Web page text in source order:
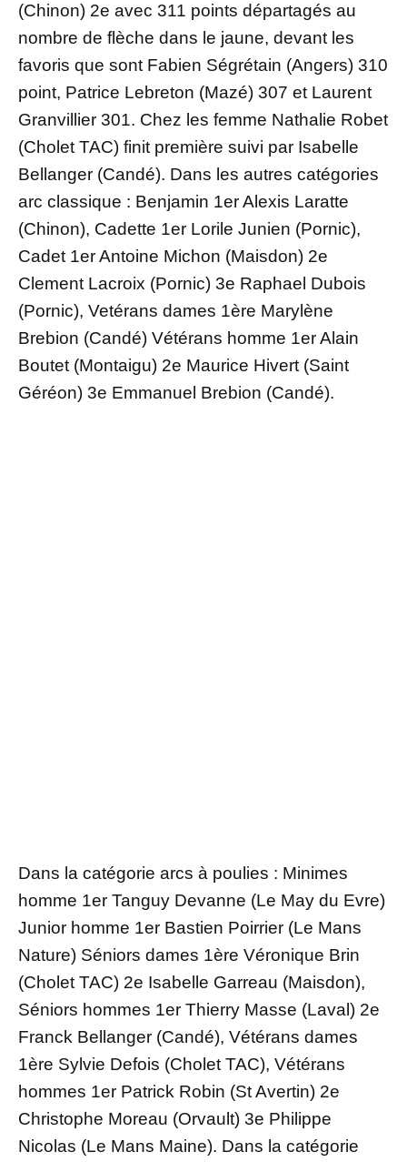
(Chinon) 2e avec 311 points départagés au
nombre de flèche dans le jaune, devant les
favoris que sont Fabien Ségrétain (Angers) 310
point, Patrice Lebreton (Mazé) 307 et Laurent
Granvillier 301. Chez les femme Nathalie Robet
(Cholet TAC) finit première suivi par Isabelle
Bellanger (Candé). Dans les autres catégories
arc classique : Benjamin 1er Alexis Laratte
(Chinon), Cadette 1er Lorile Junien (Pornic),
Cadet 1er Antoine Michon (Maisdon) 2e
Clement Lacroix (Pornic) 3e Raphael Dubois
(Pornic), Vetérans dames 1ère Marylène
Brebion (Candé) Vétérans homme 1er Alain
Boutet (Montaigu) 2e Maurice Hivert (Saint
Géréon) 3e Emmanuel Brebion (Candé).
Dans la catégorie arcs à poulies : Minimes
homme 1er Tanguy Devanne (Le May du Evre)
Junior homme 1er Bastien Poirrier (Le Mans
Nature) Séniors dames 1ère Véronique Brin
(Cholet TAC) 2e Isabelle Garreau (Maisdon),
Séniors hommes 1er Thierry Masse (Laval) 2e
Franck Bellanger (Candé), Vétérans dames
1ère Sylvie Defois (Cholet TAC), Vétérans
hommes 1er Patrick Robin (St Avertin) 2e
Christophe Moreau (Orvault) 3e Philippe
Nicolas (Le Mans Maine). Dans la catégorie